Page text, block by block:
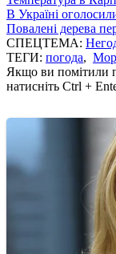
В Україні
Повалені дерева
СПЕЦТЕМА:
ТЕГИ: погода,
Якщо ви помітили
натисніть Ctrl +